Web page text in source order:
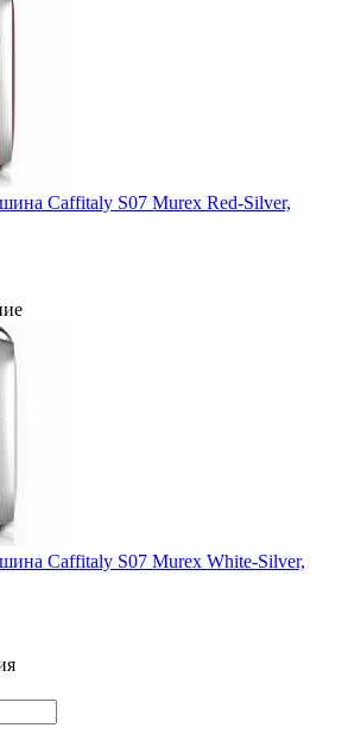
Caffitaly S07 Murex Red-Silver,
Caffitaly S07 Murex White-Silver,